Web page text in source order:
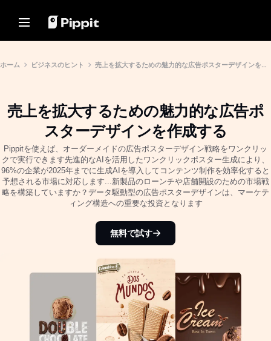
Home
ソリューション
リソース
コンテンツハブ
AIモデル
ソリューション
ワンクリックビデオソリュー
ション
製品リンクを入力するか、ビジュ
AIを活用したビデオジェネレータ
ーで魅力的なマーケティングビデ
オを即座に作成できます。
リソース
コミュニティ
Eコマース PowerLab
TikTok広告マネージャー
お客様の声
KraftGeekのストーリー
Paw Smartのストーリー
Sleep Shopのストーリー
2911 Studio Artのストーリー
Lover Brand Fashionのストー
ヘルプセンター
ユーザーアカウント
アセット管理
公開と分析
コンテンツハブ
画像のヒント
2024年の最高の8つの一括画像
リサイザー
透明背景のヒント
プロモーションのヒント
売上を伸ばすプロモーションビ
デオを作成
トッププロモーションビデオテ
7つのプロモーションポスター
ビジネスのヒント
AIを活用した製品ポスター
AIモデル
AIモデル
Seedream
Seedance
Nano Banana Pro
ホーム ビジネスのヒント 売上を拡大するための魅力的な広告ポスターデザインを作成する
売上を拡大するための魅力的な広告ポ
スターデザインを作成する
Pippitを使えば、オーダーメイドの広告ポスターデザイン戦略をワンクリッ
クで実行できます先進的なAIを活用したワンクリックポスター生成により、
96%の企業が2025年までに生成AIを導入してコンテンツ制作を効率化すると
予想される市場に対応します...新製品のローンチや店舗開設のための市場戦
略を構築していますか？データ駆動型の広告ポスターデザインは、マーケテ
ィング構造への重要な投資となります
無料で試す